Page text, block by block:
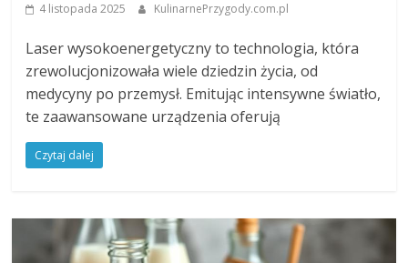
4 listopada 2025 KulinarnePrzygody.com.pl
Laser wysokoenergetyczny to technologia, która
zrewolucjonizowała wiele dziedzin życia, od
medycyny po przemysł. Emitując intensywne światło,
te zaawansowane urządzenia oferują
Czytaj dalej